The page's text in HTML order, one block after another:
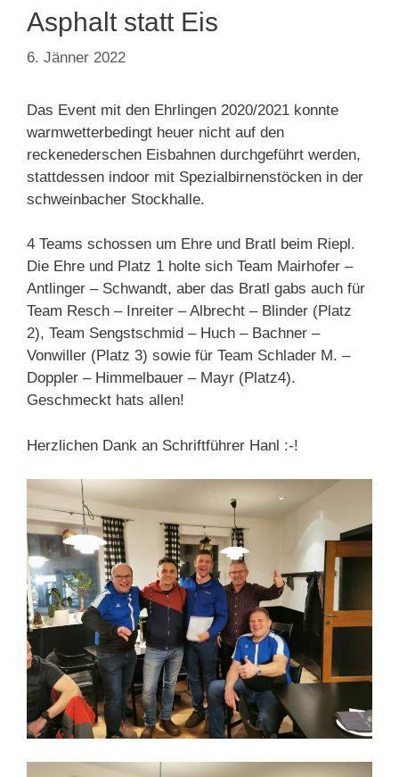
Asphalt statt Eis
6. Jänner 2022
Das Event mit den Ehrlingen 2020/2021 konnte
warmwetterbedingt heuer nicht auf den
reckenederschen Eisbahnen durchgeführt werden,
stattdessen indoor mit Spezialbirnenstöcken in der
schweinbacher Stockhalle.
4 Teams schossen um Ehre und Bratl beim Riepl.
Die Ehre und Platz 1 holte sich Team Mairhofer –
Antlinger – Schwandt, aber das Bratl gabs auch für
Team Resch – Inreiter – Albrecht – Blinder (Platz
2), Team Sengstschmid – Huch – Bachner –
Vonwiller (Platz 3) sowie für Team Schlader M. –
Doppler – Himmelbauer – Mayr (Platz4).
Geschmeckt hats allen!
Herzlichen Dank an Schriftführer Hanl :-!